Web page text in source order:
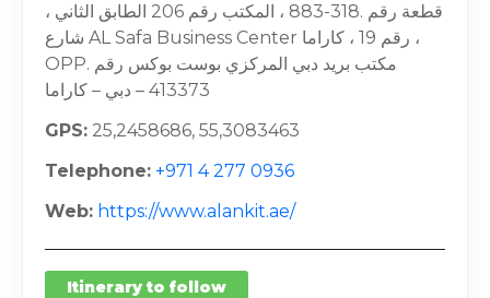
قطعة رقم .318-883 ، المكتب رقم 206 الطابق الثاني ،
شارع AL Safa Business Center رقم 19 ، كاراما ،
OPP. مكتب بريد دبي المركزي بوست بوكس ​​رقم
413373 – دبي – كاراما
GPS 25,2458686, 55,3083463
Telephone +971 4 277 0936
Web https://www.alankit.ae/
Itinerary to follow